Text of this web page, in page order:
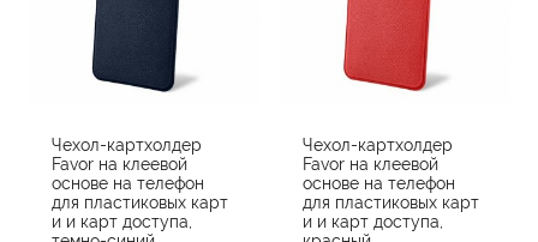
Чехол-картхолдер
Favor на клеевой
основе на телефон
для пластиковых карт
и и карт доступа,
Чехол-картхолдер
Favor на клеевой
основе на телефон
для пластиковых карт
и и карт доступа,